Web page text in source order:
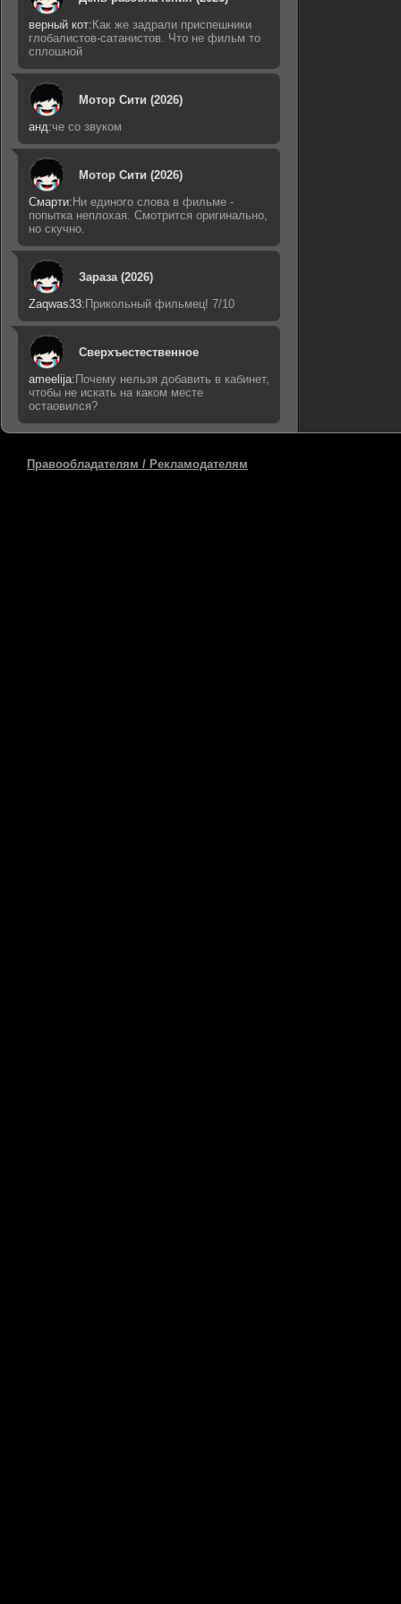
верный кот: Как же задрали приспешники
глобалистов-сатанистов. Что не фильм то
сплошной
Мотор Сити (2026)
анд:че со звуком
Мотор Сити (2026)
Смарти: Ни единого слова в фильме -
попытка неплохая. Смотрится оригинально,
но скучно.
Зараза (2026)
Zaqwas33: Прикольный фильмец! 7/10
Сверхъестественное
ameelija: Почему нельзя добавить в кабинет,
чтобы не искать на каком месте
остаовился?
Правообладателям / Рекламодателям